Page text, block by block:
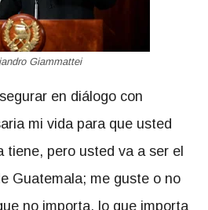
Giammattei
en diálogo con
mi vida para que usted
tiene, pero usted va a ser el
Guatemala; me guste o no
no importa, lo que importa